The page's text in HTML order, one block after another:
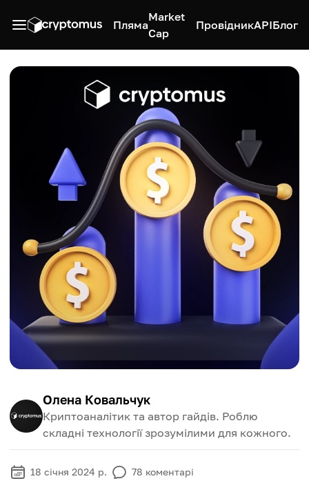
Пляма
Market
Cap
ПровідникAPIБлог
Олена Ковальчук
Криптоаналітик та автор гайдів. Роблю
складні технології зрозумілими для кожного.
18 січня 2024 р. 78 коментарі